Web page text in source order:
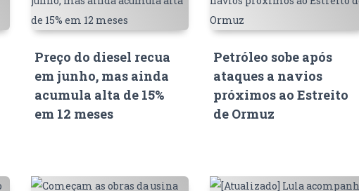
Preço do diesel recua
em junho, mas ainda
acumula alta de 15%
em 12 meses
Petróleo sobe após
ataques a navios
próximos ao Estreito
de Ormuz